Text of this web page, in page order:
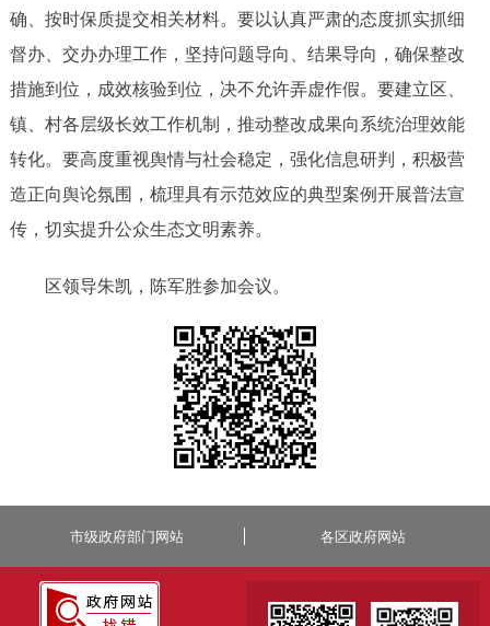
确、按时保质提交相关材料。要以认真严肃的态度抓实抓细
督办、交办办理工作，坚持问题导向、结果导向，确保整改
措施到位，成效核验到位，决不允许弄虚作假。要建立区、
镇、村各层级长效工作机制，推动整改成果向系统治理效能
转化。要高度重视舆情与社会稳定，强化信息研判，积极营
造正向舆论氛围，梳理具有示范效应的典型案例开展普法宣
传，切实提升公众生态文明素养。
区领导朱凯，陈军胜参加会议。
市级政府部门网站 各区政府网站